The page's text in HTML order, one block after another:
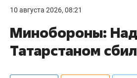
10 августа 2026, 08:21
Минобороны: Над
Татарстаном